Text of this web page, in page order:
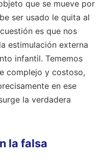
que se mueve por
ser usado le quita al
es que nos
estimulación externa
infantil. Tememos
complejo y costoso,
en ese
la verdadera
la falsa